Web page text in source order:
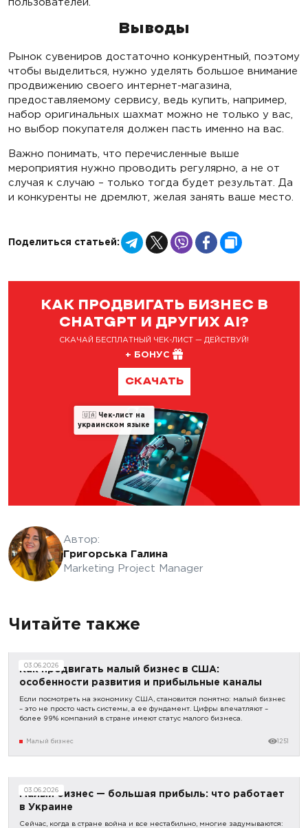
Выводы
Рынок сувениров достаточно конкурентный, поэтому
чтобы выделиться, нужно уделять большое внимание
продвижению своего интернет-магазина,
предоставляемому сервису, ведь купить, например,
набор оригинальных шахмат можно не только у вас,
но выбор покупателя должен пасть именно на вас.
Важно понимать, что перечисленные выше
мероприятия нужно проводить регулярно, а не от
случая к случаю – только тогда будет результат. Да
и конкуренты не дремлют, желая занять ваше место.
Поделиться статьей: Telegram
X Viber Facebook
КАК ПРОДВИГАТЬ БИЗНЕС В
CHATGPT И ДРУГИХ AI?
СКАЧАЙ БЕСПЛАТНЫЙ ЧЕК-ЛИСТ — ДЕЙСТВУЙ!
+ БОНУС
СКАЧАТЬ
🇺🇦 Чек-лист на
украинском языке
Автор:
Григорська Галина
Marketing Project Manager
Читайте также
03.06.2026
Как продвигать малый бизнес в США:
особенности развития и прибыльные каналы
Если посмотреть на экономику США, становится понятно: малый бизнес
– это не просто часть системы, а ее фундамент. Цифры впечатляют –
более 99% компаний в стране имеют статус малого бизнеса.
Малый бизнес 1251
03.06.2026
Малый бизнес — большая прибыль: что работает
в Украине
Сейчас, когда в стране война и все нестабильно, многие задумываются: